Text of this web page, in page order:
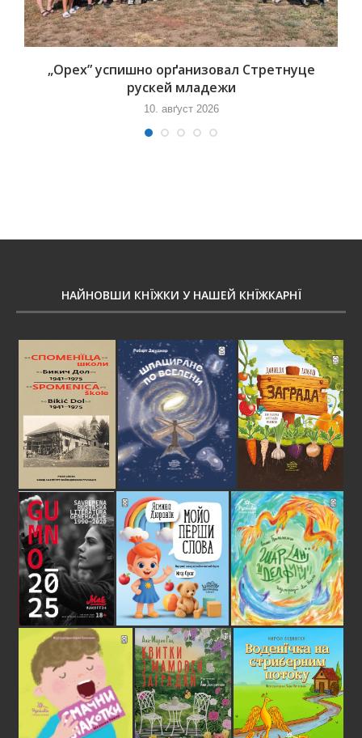
„Орех” успишно орґанизовал Стретнуце
рускей младежи
10. авґуст 2026
НАЙНОВШИ КНЇЖКИ У НАШЕЙ КНЇЖКАРНЇ